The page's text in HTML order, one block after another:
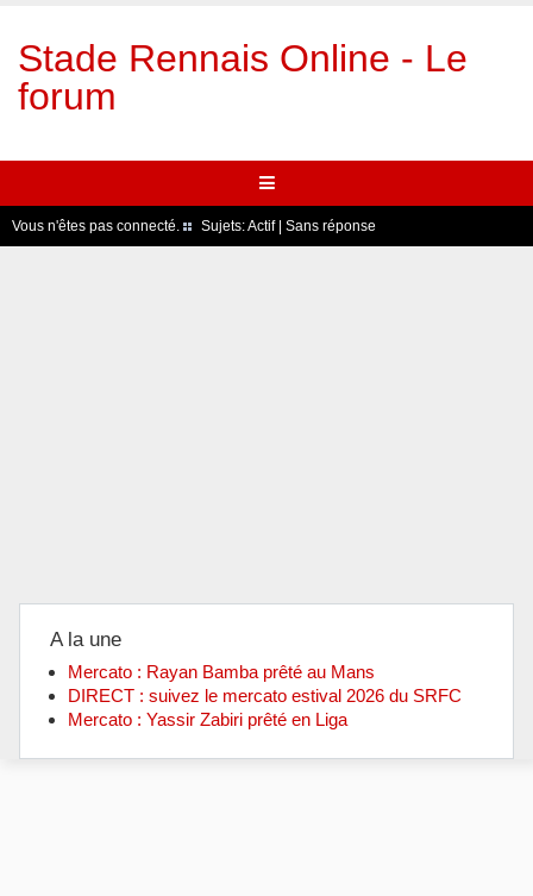
Stade Rennais Online - Le
forum
Vous n'êtes pas connecté. Sujets:Actif| Sans réponse
A la une
Mercato : Rayan Bamba prêté au Mans
DIRECT : suivez le mercato estival 2026 du SRFC
Mercato : Yassir Zabiri prêté en Liga